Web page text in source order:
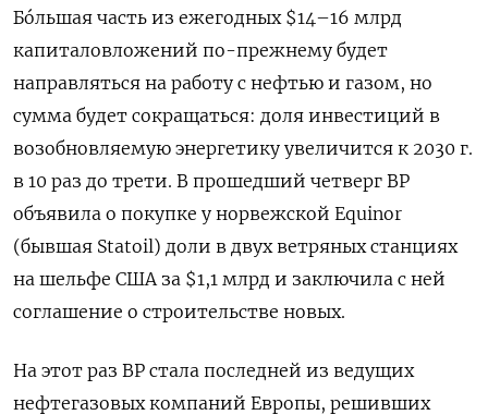
Бóльшая часть из ежегодных $14–16 млрд
капиталовложений по-прежнему будет
направляться на работу с нефтью и газом, но
сумма будет сокращаться: доля инвестиций в
возобновляемую энергетику увеличится к 2030 г.
в 10 раз до трети. В прошедший четверг BP
объявила о покупке у норвежской Equinor
(бывшая Statoil) доли в двух ветряных станциях
на шельфе США за $1,1 млрд и заключила с ней
соглашение о строительстве новых.
На этот раз ВР стала последней из ведущих
нефтегазовых компаний Европы, решивших